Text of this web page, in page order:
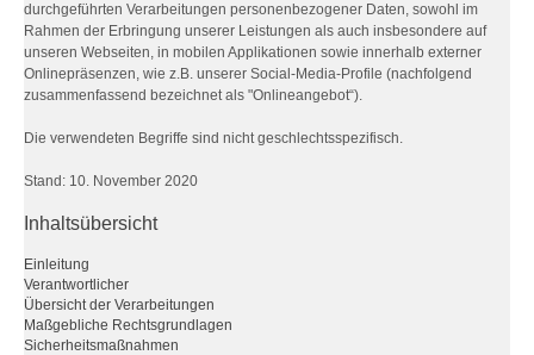
durchgeführten Verarbeitungen personenbezogener Daten, sowohl im
Rahmen der Erbringung unserer Leistungen als auch insbesondere auf
unseren Webseiten, in mobilen Applikationen sowie innerhalb externer
Onlinepräsenzen, wie z.B. unserer Social-Media-Profile (nachfolgend
zusammenfassend bezeichnet als "Onlineangebot“).
Die verwendeten Begriffe sind nicht geschlechtsspezifisch.
Stand: 10. November 2020
Inhaltsübersicht
Einleitung
Verantwortlicher
Übersicht der Verarbeitungen
Maßgebliche Rechtsgrundlagen
Sicherheitsmaßnahmen